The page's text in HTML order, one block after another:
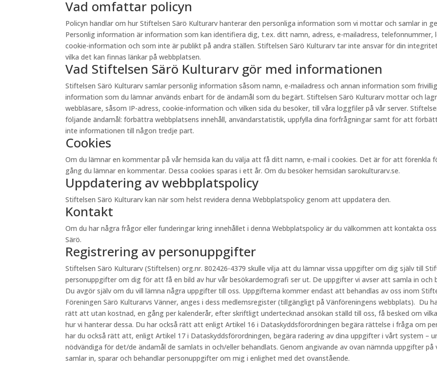
Vad omfattar policyn
Policyn handlar om hur Stiftelsen Särö Kulturarv hanterar den personliga information som vi mottar och samlar in
Personlig information är information som kan identifiera dig, t.ex. ditt namn, adress, e-mailadress, telefonnummer,
cookie-information och som inte är publikt på andra ställen. Stiftelsen Särö Kulturarv tar inte ansvar för din
vilka det kan finnas länkar på webbplatsen.
Vad Stiftelsen Särö Kulturarv gör med informationen
Stiftelsen Särö Kulturarv samlar personlig information såsom namn, e-mailadress och annan information som
information som du lämnar används enbart för de ändamål som du begärt. Stiftelsen Särö Kulturarv mottar och
webbläsare, såsom IP-adress, cookie-information och vilken sida du besöker, till våra loggfiler på vår server.
följande ändamål: förbättra webbplatsens innehåll, användarstatistik, uppfylla dina förfrågningar samt för att
inte informationen till någon tredje part.
Cookies
Om du lämnar en kommentar på vår hemsida kan du välja att få ditt namn, e-mail i cookies. Det är för att förenkla
gång du lämnar en kommentar. Dessa cookies sparas i ett år. Om du besöker hemsidan sarokulturarv.se.
Uppdatering av webbplatspolicy
Stiftelsen Särö Kulturarv kan när som helst revidera denna Webbplatspolicy genom att uppdatera den.
Kontakt
Om du har några frågor eller funderingar kring innehållet i denna Webbplatspolicy är du välkommen att kontakta
Särö.
Registrering av personuppgifter
Stiftelsen Särö Kulturarv (Stiftelsen) org.nr. 802426-4379 skulle vilja att du lämnar vissa uppgifter om dig själv till
personuppgifter om dig för att få en bild av hur vår besökardemografi ser ut. De uppgifter vi avser att samla in och
Du avgör själv om du vill lämna några uppgifter till oss. Uppgifterna kommer endast att behandlas av oss inom
Föreningen Särö Kulturarvs Vänner, anges i dess medlemsregister (tillgängligt på Vänföreningens webbplats). Du
rätt att utan kostnad, en gång per kalenderår, efter skriftligt undertecknad ansökan ställd till oss, få besked om
hur vi hanterar dessa. Du har också rätt att enligt Artikel 16 i Dataskyddsförordningen begära rättelse i fråga om
har du också rätt att, enligt Artikel 17 i Dataskyddsförordningen, begära radering av dina uppgifter i vårt system
nödvändiga för det/de ändamål de samlats in och/eller behandlats. Genom angivande av ovan nämnda uppgifter
samlar in, sparar och behandlar personuppgifter om mig i enlighet med det ovanstående.